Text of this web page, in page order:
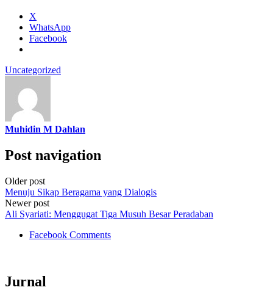
X
WhatsApp
Facebook
Uncategorized
Muhidin M Dahlan
Post navigation
Older post
Menuju Sikap Beragama yang Dialogis
Newer post
Ali Syariati: Menggugat Tiga Musuh Besar Peradaban
Facebook Comments
Jurnal